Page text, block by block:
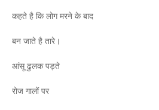
कहते है कि लोग मरने के बाद
बन जाते है तारे।
आंसू ढुलक पड़ते
रोज गालों पर